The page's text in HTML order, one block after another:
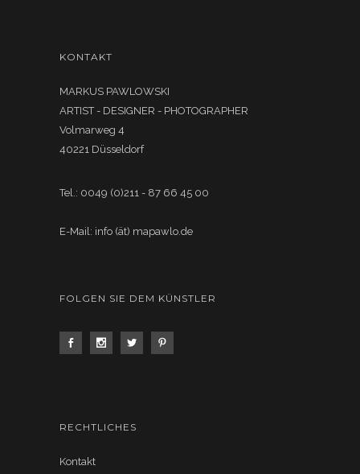
KONTAKT
MARKUS PAWLOWSKI
ARTIST - DESIGNER - PHOTOGRAPHER
Volmarweg 4
40221 Düsseldorf
Tel.: 0049 (0)211 - 87 66 45 00
E-Mail: info (ät) mapawlo.de
FOLGEN SIE DEM KÜNSTLER
RECHTLICHES
Kontakt